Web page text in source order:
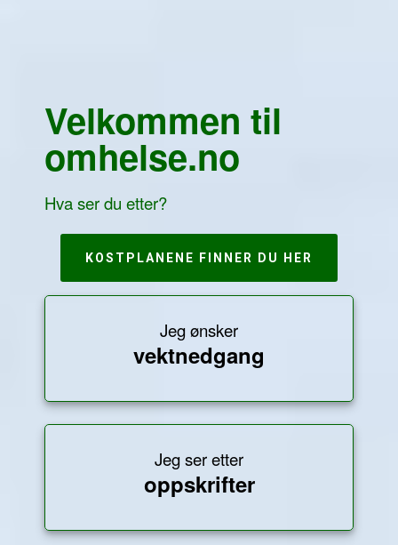
Velkommen til
omhelse.no
Hva ser du etter?
KOSTPLANENE FINNER DU HER
Jeg ønsker
vektnedgang
Jeg ser etter
oppskrifter